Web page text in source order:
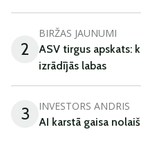
2
BIRŽAS JAUNUMI
ASV tirgus apskats:
izrādījās labas
3 INVESTORS ANDRIS
AI karstā gaisa